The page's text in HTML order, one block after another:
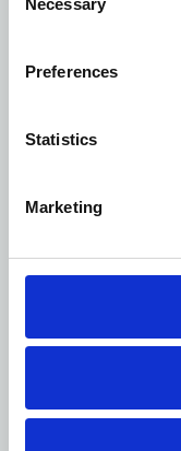
Selection
Preferences
Statistics
Marketing